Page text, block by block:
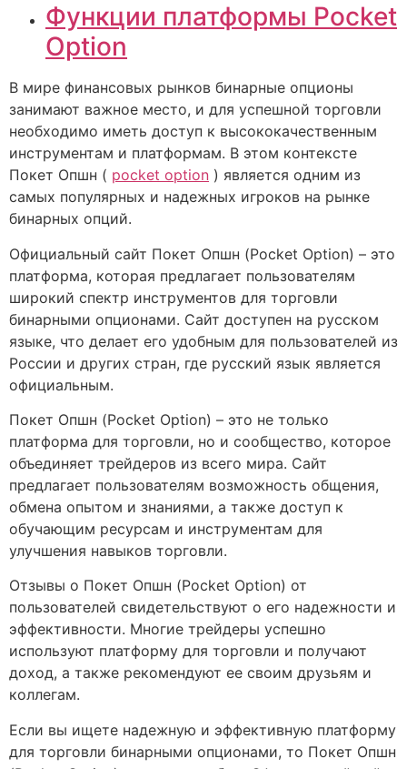
Функции платформы Pocket
Option
В мире финансовых рынков бинарные опционы
занимают важное место, и для успешной торговли
необходимо иметь доступ к высококачественным
инструментам и платформам. В этом контексте
Покет Опшн ( pocket option ) является одним из
самых популярных и надежных игроков на рынке
бинарных опций.
Официальный сайт Покет Опшн (Pocket Option) – это
платформа, которая предлагает пользователям
широкий спектр инструментов для торговли
бинарными опционами. Сайт доступен на русском
языке, что делает его удобным для пользователей из
России и других стран, где русский язык является
официальным.
Покет Опшн (Pocket Option) – это не только
платформа для торговли, но и сообщество, которое
объединяет трейдеров из всего мира. Сайт
предлагает пользователям возможность общения,
обмена опытом и знаниями, а также доступ к
обучающим ресурсам и инструментам для
улучшения навыков торговли.
Отзывы о Покет Опшн (Pocket Option) от
пользователей свидетельствуют о его надежности и
эффективности. Многие трейдеры успешно
используют платформу для торговли и получают
доход, а также рекомендуют ее своим друзьям и
коллегам.
Если вы ищете надежную и эффективную платформу
для торговли бинарными опционами, то Покет Опшн